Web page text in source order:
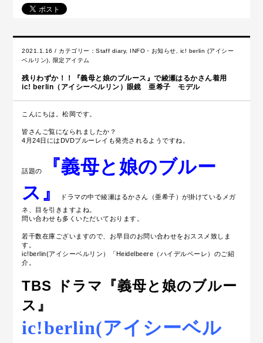
2021.1.16 / カテゴリー：Staff diary, INFO・お知らせ
ic! berlin (アイシー
ベルリン)
限定アイテム
残りわずか！！『義母と娘のブルース』で綾瀬はるかさん着用
ic! berlin（アイシーベルリン）眼鏡 亜希子 モデル
こんにちは。松岡です。
皆さんご覧になられましたか？
4月24日にはDVDブルーレイも発売されるようですね。
話題の
『義母と娘のブルー
ス』
ドラマの中で綾瀬はるかさん（亜希子）が掛けているメガ
ネ、目を引きますよね。
問い合わせも多くいただいております。
若干数在庫ございますので、お早目のお問い合わせをおススメ致しま
す。
ic!berlin(アイシーベルリン）「Heidelbeere（ハイデルベーレ）のご紹
介。
TBS ドラマ『義母と娘のブルー
ス』
ic!berlin(アイシーベル